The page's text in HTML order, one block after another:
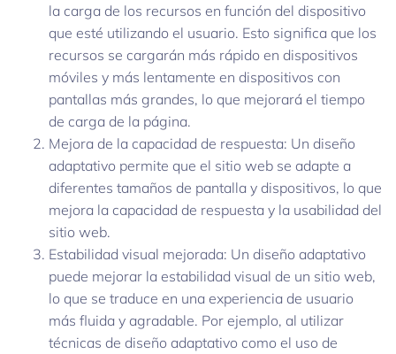
la carga de los recursos en función del dispositivo
que esté utilizando el usuario. Esto significa que los
recursos se cargarán más rápido en dispositivos
móviles y más lentamente en dispositivos con
pantallas más grandes, lo que mejorará el tiempo
de carga de la página.
Mejora de la capacidad de respuesta: Un diseño
adaptativo permite que el sitio web se adapte a
diferentes tamaños de pantalla y dispositivos, lo que
mejora la capacidad de respuesta y la usabilidad del
sitio web.
Estabilidad visual mejorada: Un diseño adaptativo
puede mejorar la estabilidad visual de un sitio web,
lo que se traduce en una experiencia de usuario
más fluida y agradable. Por ejemplo, al utilizar
técnicas de diseño adaptativo como el uso de